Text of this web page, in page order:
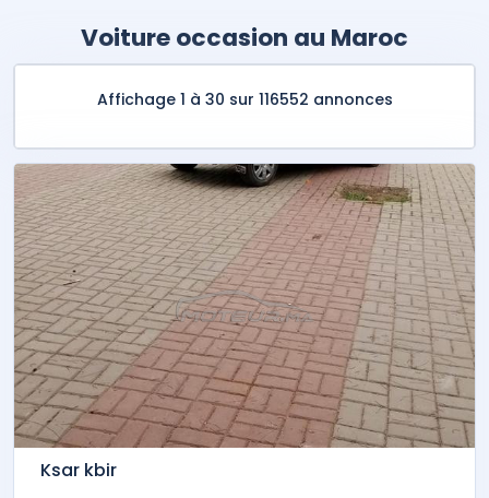
Voiture occasion au Maroc
Affichage 1 à 30 sur 116552 annonces
Ksar kbir